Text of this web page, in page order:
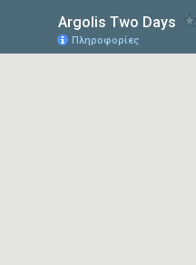
Argolis Two Days
Πληροφορίες